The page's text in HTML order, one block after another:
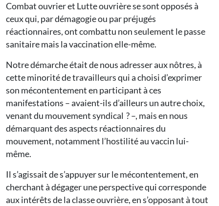
Combat ouvrier et Lutte ouvrière se sont opposés à
ceux qui, par démagogie ou par préjugés
réactionnaires, ont combattu non seulement le passe
sanitaire mais la vaccination elle-même.
Notre démarche était de nous adresser aux nôtres, à
cette minorité de travailleurs qui a choisi d’exprimer
son mécontentement en participant à ces
manifestations – avaient-ils d’ailleurs un autre choix,
venant du mouvement syndical ? –, mais en nous
démarquant des aspects réactionnaires du
mouvement, notamment l’hostilité au vaccin lui-
même.
Il s’agissait de s’appuyer sur le mécontentement, en
cherchant à dégager une perspective qui corresponde
aux intérêts de la classe ouvrière, en s’opposant à tout